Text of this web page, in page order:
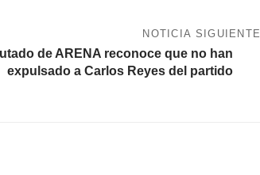
NOTICIA SIGUIENTE
de ARENA reconoce que no han
expulsado a Carlos Reyes del partido